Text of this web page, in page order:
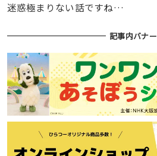
迷惑極まりない話ですね…
記事内バナー